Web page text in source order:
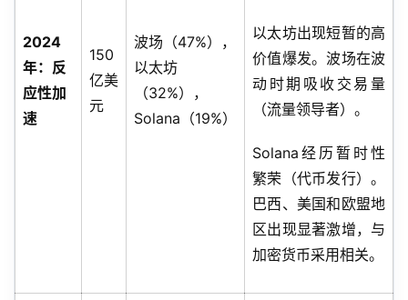
2024
年：反
应性加
速
150
亿美
元
波场（47%），
以太坊
（32%），
Solana（19%）
以太坊出现短暂的高
价值爆发。波场在波
动时期吸收交易量
（流量领导者）。
Solana经历暂时性
繁荣（代币发行）。
巴西、美国和欧盟地
区出现显著激增，与
加密货币采用相关。